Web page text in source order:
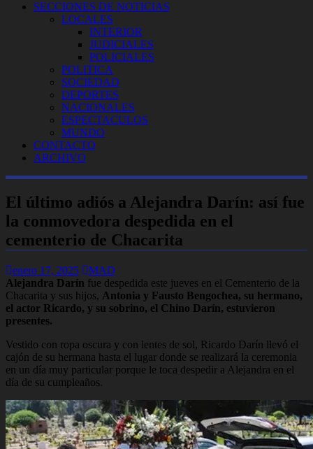
SECCIONES DE NOTICIAS
LOCALES
INTERIOR
JUDICIALES
POLICIALES
POLITICA
SOCIEDAD
DEPORTES
NACIONALES
ESPECTACULOS
MUNDO
CONTACTO
ARCHIVO
El último adiós a Alejandra Darín: así fue
la conmovedora despedida en el
cementerio de Chacarita
enero 17, 2025
MAD
Alejandra Darín fue despedida este jueves en el Cementerio de la
Chacarita y sus hijos, Antonia y Fausto Bengochea, su hermano,
el actor Ricardo, y su sobrino, el Chino Darín, estuvieron
presentes.
Vestido con ropa oscura y con lentes de sol, Ricardo Darín llevó el
cajón de su hermana hasta el lugar donde se realizará la ceremonia
en un día muy particular porque le toca despedir a Alejandra en el
día de su cumpleaños.